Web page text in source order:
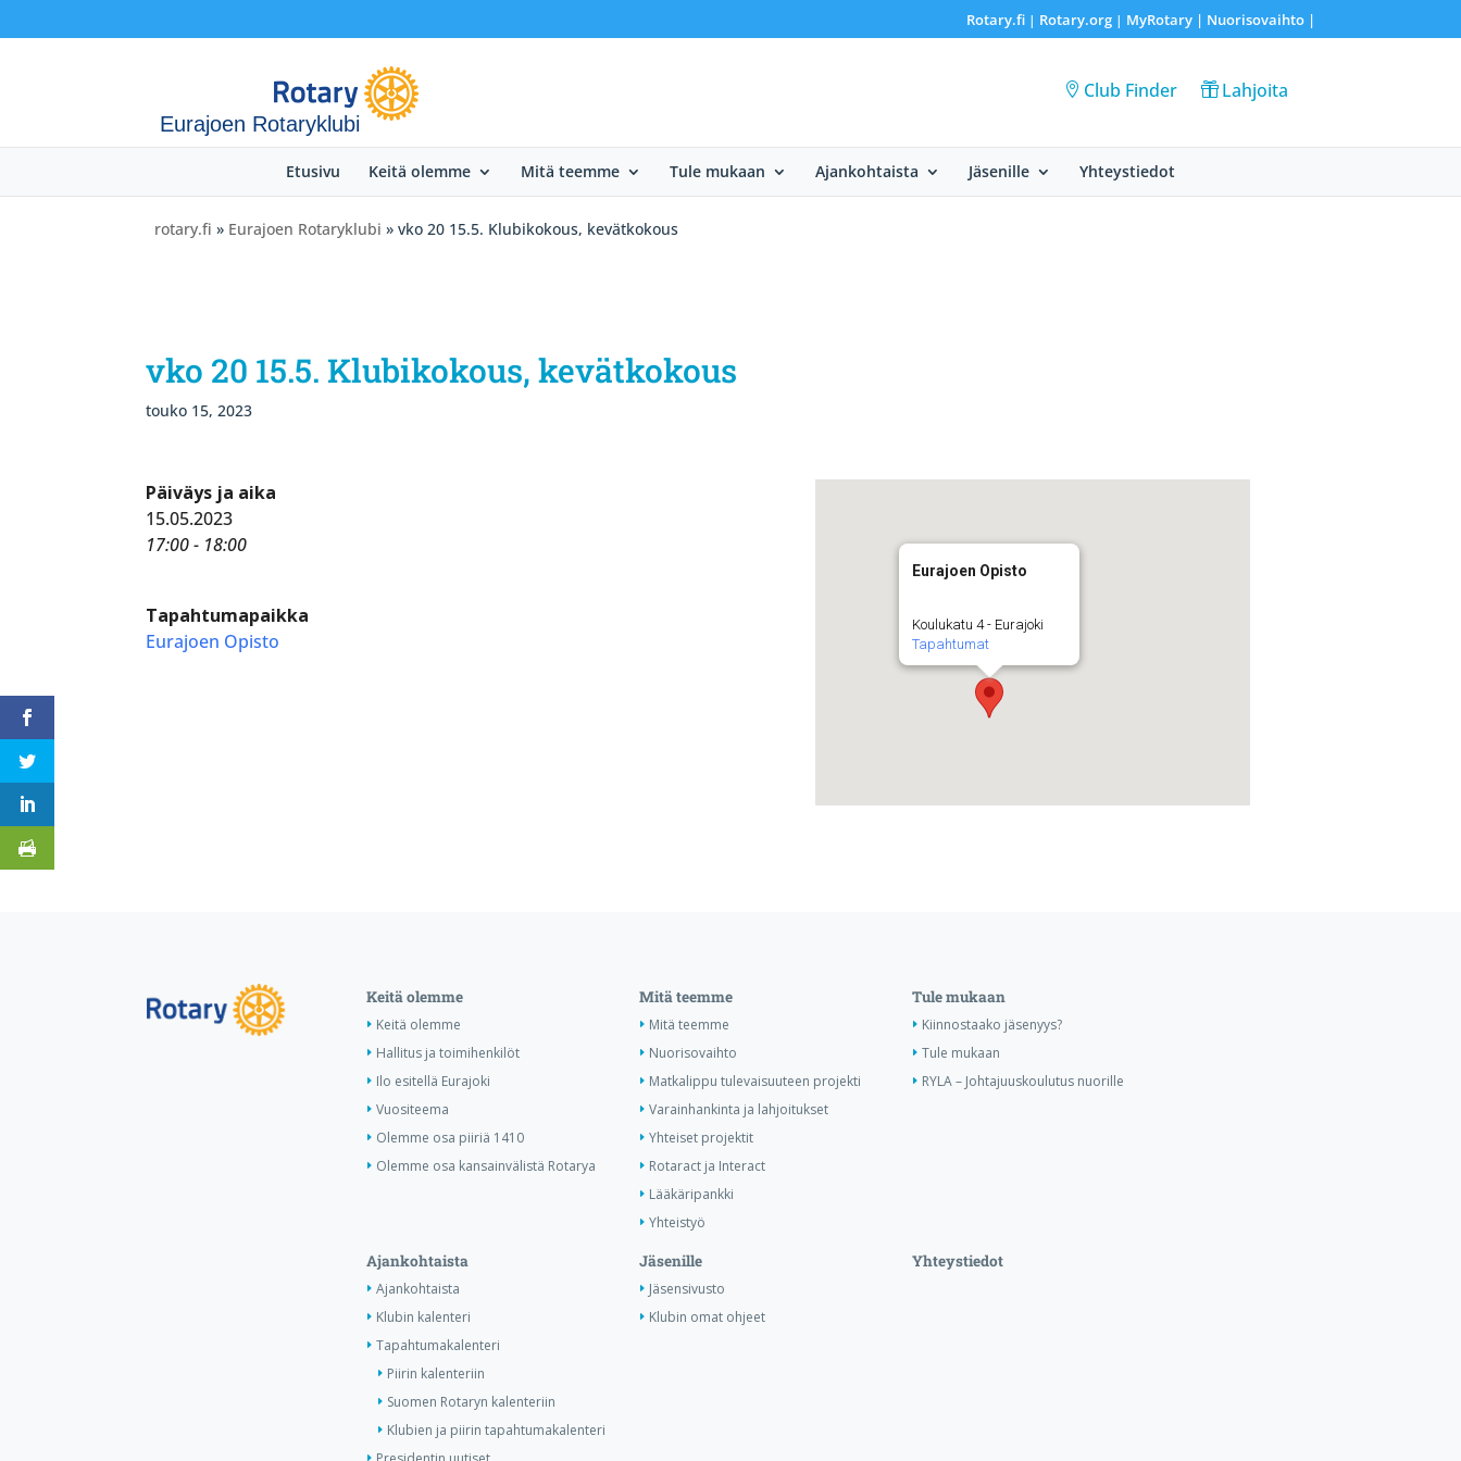
Rotary.fi| Rotary.org| MyRotary | Nuorisovaihto|
Eurajoen Rotaryklubi
Club Finder Lahjoita
Etusivu Keitä olemme Mitä teemme Tule mukaan Ajankohtaista Jäsenille Yhteystiedot
rotary.fi » Eurajoen Rotaryklubi » vko 20 15.5. Klubikokous, kevätkokous
vko 20 15.5. Klubikokous, kevätkokous
touko 15, 2023
Eurajoen Opisto
Koulukatu 4 - Eurajoki
Tapahtumat
Päiväys ja aika
15.05.2023
17:00 - 18:00
Tapahtumapaikka
Eurajoen Opisto
Keitä olemme
Keitä olemme
Hallitus ja toimihenkilöt
Ilo esitellä Eurajoki
Vuositeema
Olemme osa piiriä 1410
Olemme osa kansainvälistä Rotarya
Mitä teemme
Mitä teemme
Nuorisovaihto
Matkalippu tulevaisuuteen projekti
Varainhankinta ja lahjoitukset
Yhteiset projektit
Rotaract ja Interact
Lääkäripankki
Yhteistyö
Tule mukaan
Kiinnostaako jäsenyys?
Tule mukaan
RYLA – Johtajuuskoulutus nuorille
Ajankohtaista
Ajankohtaista
Klubin kalenteri
Tapahtumakalenteri
Piirin kalenteriin
Suomen Rotaryn kalenteriin
Klubien ja piirin tapahtumakalenteri
Jäsenille
Jäsensivusto
Klubin omat ohjeet
Yhteystiedot